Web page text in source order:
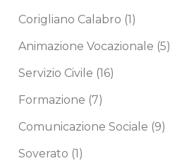
Corigliano Calabro (1)
Animazione Vocazionale (5)
Servizio Civile (16)
Formazione (7)
Comunicazione Sociale (9)
Soverato (1)